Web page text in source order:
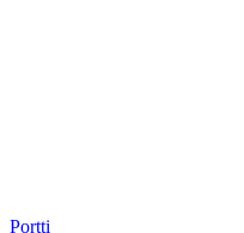
Portti